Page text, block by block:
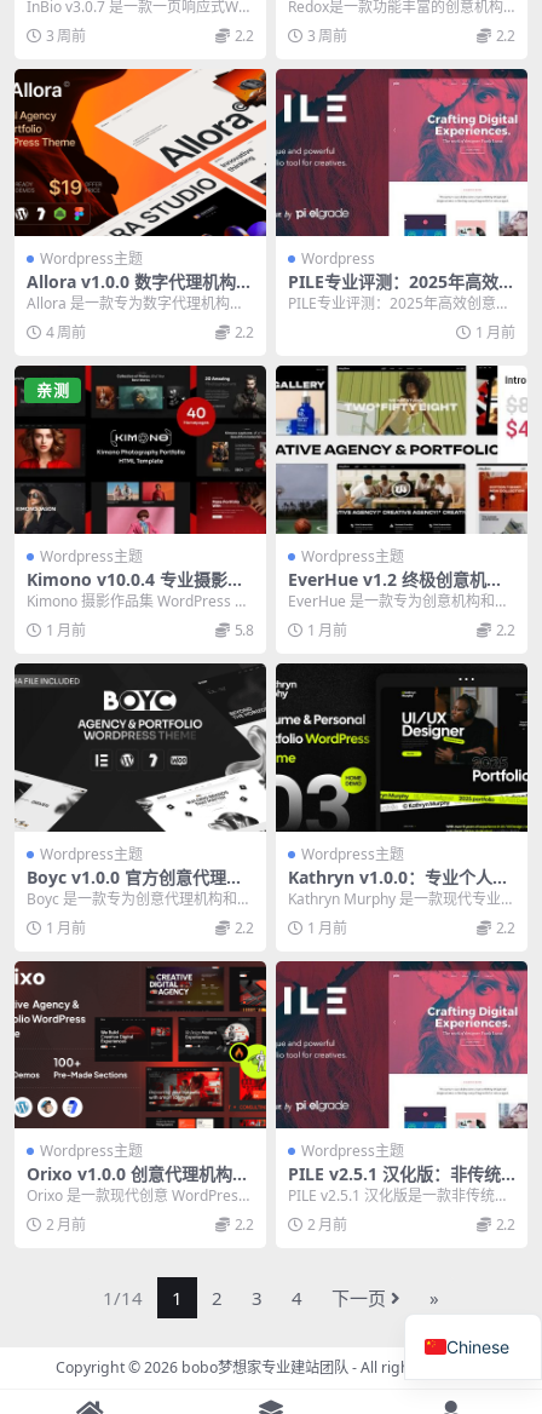
InBio v3.0.7 是一款一页响应式Wor
dPress主题，专为个人作品集...
3 周前 2.2
Redox是一款功能丰富的创意机构
与作品集WordPress主题，包含23
个可自...
3 周前 2.2
Wordpress主题
Allora v1.0.0 数字代理机构与
作品集WordPress主题 独家
中文版
Allora 是一款专为数字代理机构和
创意作品集设计的WordPress主
题，采...
4 周前 2.2
Wordpress
PILE专业评测：2025年高效创
意作品集WordPress主题终极
PILE专业评测：2025年高效创意作
品集WordPress主题终极指南 核心
1 月前
亲测
Wordpress主题
Kimono v10.0.4 专业摄影作
品集 WordPress 主题——打
造惊艳视觉网站
Kimono 摄影作品集 WordPress 主
题专为摄影师设计，提供惊艳视觉
风...1 月前 5.8
Wordpress主题
EverHue v1.2 终极创意机构
与作品集 WordPress 主题
EverHue 是一款专为创意机构和作
品集网站设计的现代 WordPress
主...1 月前 2.2
Wordpress主题
Boyc v1.0.0 官方创意代理机
构作品集 WordPress 主题必
Boyc 是一款专为创意代理机构和作
品集展示设计的 WordPress 主题。
采...1 月前 2.2
Wordpress主题
Kathryn v1.0.0：专业个人作
品集与摄影WordPress主题
Kathryn Murphy 是一款现代专业的
WordPress 主题，专为个...
1 月前 2.2
Wordpress主题
Orixo v1.0.0 创意代理机构与
作品集 WordPress 主题（独
家推荐）
Orixo 是一款现代创意 WordPress
主题，专为数字代理机构、创意工
作...2 月前 2.2
Wordpress主题
PILE v2.5.1 汉化版：非传统
WordPress组合主题，创意作
品展示必备
PILE v2.5.1 汉化版是一款非传统的
WordPress 组合主题，专为...
2 月前 2.2
1/14 1 2 3 4 下一页 »
Copyright © 2026 bobo梦想家专业建站团队- All rights reserved
Chinese